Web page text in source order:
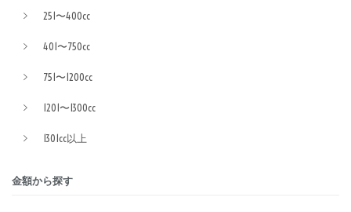
251〜400cc
401〜750cc
751〜1200cc
1201〜1300cc
1301cc以上
金額から探す